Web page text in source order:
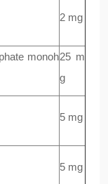
2 mg
monoh25 m
g
5 mg
5 mg